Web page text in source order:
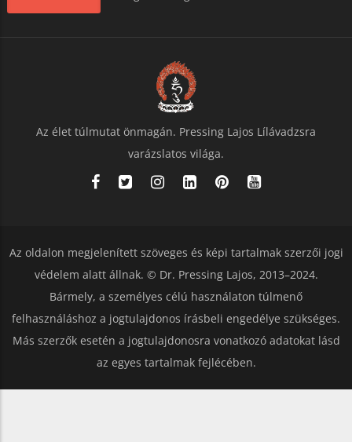
Az élet túlmutat önmagán. Pressing Lajos Lílávadzsra
varázslatos világa.
Az oldalon megjelenített szöveges és képi tartalmak szerzői jogi
védelem alatt állnak. © Dr. Pressing Lajos, 2013–2024.
Bármely, a személyes célú használaton túlmenő
felhasználáshoz a jogtulajdonos írásbeli engedélye szükséges.
Más szerzők esetén a jogtulajdonosra vonatkozó adatokat lásd
az egyes tartalmak fejlécében.